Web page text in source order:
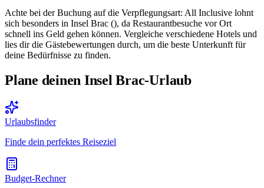
Achte bei der Buchung auf die Verpflegungsart: All Inclusive lohnt
sich besonders in Insel Brac (), da Restaurantbesuche vor Ort
schnell ins Geld gehen können. Vergleiche verschiedene Hotels und
lies dir die Gästebewertungen durch, um die beste Unterkunft für
deine Bedürfnisse zu finden.
Plane deinen Insel Brac-Urlaub
Urlaubsfinder
Finde dein perfektes Reiseziel
Budget-Rechner